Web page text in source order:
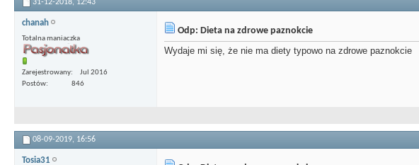
31-12-2018, 12:43
chanah
Totalna maniaczka
Zarejestrowany
Jul 2016
Postów
846
Odp: Dieta na zdrowe paznokcie
Wydaje mi się, że nie ma diety typowo na zdrowe paznokcie
08-09-2019, 16:56
Tosia31